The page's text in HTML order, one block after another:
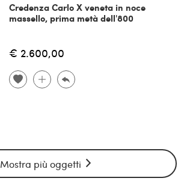
Credenza Carlo X veneta in noce
massello, prima metà dell'800
€ 2.600,00
Mostra più oggetti